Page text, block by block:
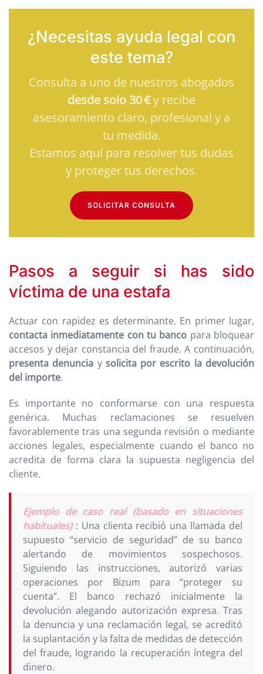
¿Necesitas ayuda legal con
este tema?
Consulta a uno de nuestros abogados
desde solo 30 €y recibe
asesoramiento claro, profesional y a
tu medida.
Estamos aquí para resolver tus dudas
y proteger tus derechos.
SOLICITAR CONSULTA
Pasos a seguir si has sido
víctima de una estafa
Actuar con rapidez es determinante. En primer lugar,
contacta inmediatamente con tu banco para bloquear
accesos y dejar constancia del fraude. A continuación,
presenta denuncia y solicita por escrito la devolución
del importe.
Es importante no conformarse con una respuesta
genérica. Muchas reclamaciones se resuelven
favorablemente tras una segunda revisión o mediante
acciones legales, especialmente cuando el banco no
acredita de forma clara la supuesta negligencia del
cliente.
Ejemplo de caso real (basado en situaciones
habituales) : Una clienta recibió una llamada del
supuesto “servicio de seguridad” de su banco
alertando de movimientos sospechosos.
Siguiendo las instrucciones, autorizó varias
operaciones por Bizum para “proteger su
cuenta”. El banco rechazó inicialmente la
devolución alegando autorización expresa. Tras
la denuncia y una reclamación legal, se acreditó
la suplantación y la falta de medidas de detección
del fraude, logrando la recuperación íntegra del
dinero.